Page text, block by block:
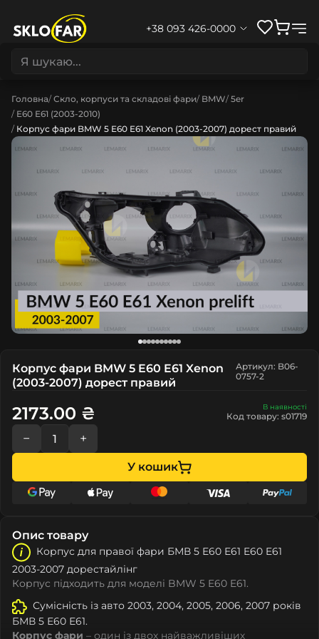
+38 093 426-0000
Головна Скло, корпуси та складові фари BMW 5er
E60 E61 (2003-2010)
Корпус фари BMW 5 E60 E61 Xenon (2003-2007) дорест правий
Корпус фари BMW 5 E60 E61 Xenon
(2003-2007) дорест правий
Артикул: B06-
0757-2
В наявності
Код товару: s01719
2173.00 ₴
− +
У кошик
Опис товару
Корпус для правої фари БМВ 5 Е60 Е61 E60 E61
2003-2007 дорестайлінг
Корпус підходить для моделі BMW 5 E60 E61.
Сумісність із авто 2003, 2004, 2005, 2006, 2007 років
БМВ 5 Е60 Е61.
Корпус фари – один із двох найважливіших